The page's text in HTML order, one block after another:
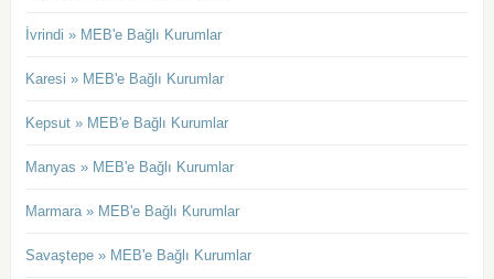
İvrindi » MEB'e Bağlı Kurumlar
Karesi » MEB'e Bağlı Kurumlar
Kepsut » MEB'e Bağlı Kurumlar
Manyas » MEB'e Bağlı Kurumlar
Marmara » MEB'e Bağlı Kurumlar
Savaştepe » MEB'e Bağlı Kurumlar